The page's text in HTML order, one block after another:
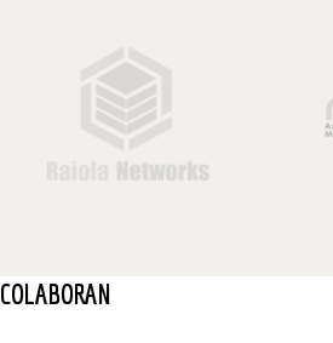
COLABORAN